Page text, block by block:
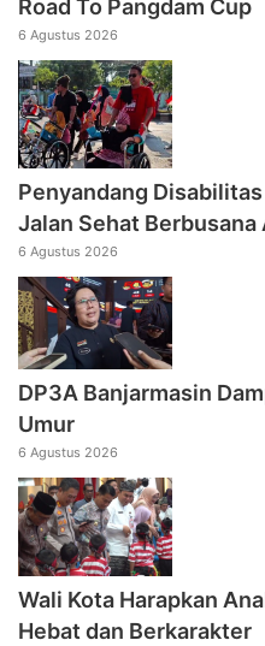
Road To Pangdam Cup
6 Agustus 2026
Penyandang
Jalan Sehat Berbusana
6 Agustus 2026
DP3A Banjarmasin
Umur
6 Agustus 2026
Wali Kota Harapkan
Hebat dan Berkarakter